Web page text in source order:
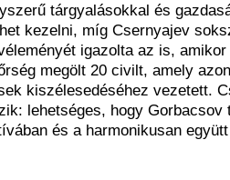
tárgyalásokkal és
kezelni, míg Csernyajev
igazolta az is,
megölt 20 civilt, amely
kiszélesedéséhez vezetett.
lehetséges, hogy Gorbacsov
és a harmonikusan